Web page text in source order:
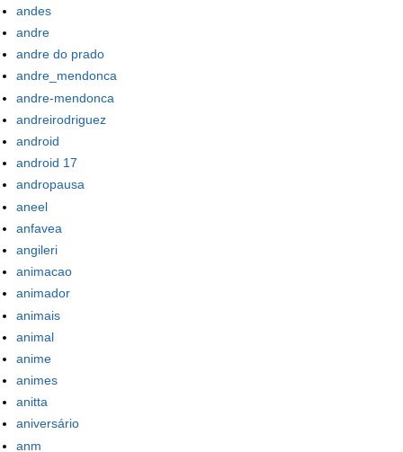
andes
andre
andre do prado
andre_mendonca
andre-mendonca
andreirodriguez
android
android 17
andropausa
aneel
anfavea
angileri
animacao
animador
animais
animal
anime
animes
anitta
aniversário
anm